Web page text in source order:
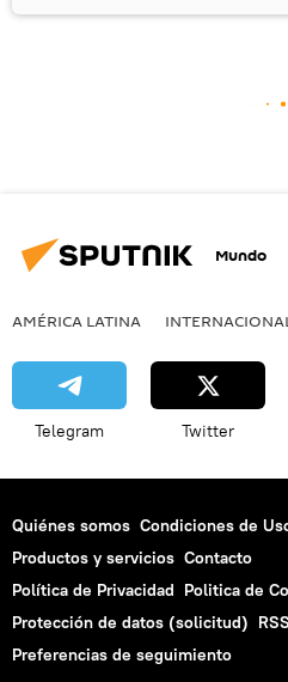
Mundo
AMÉRICA LATINA
Telegram Twitter
Quiénes somos Condiciones de
Productos y servicios Contacto
Política de Privacidad Politica de
Protección de datos (solicitud) RSS
Preferencias de seguimiento